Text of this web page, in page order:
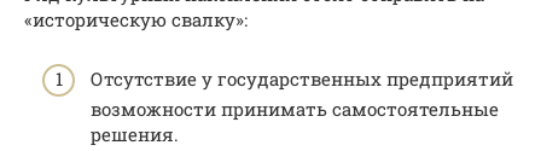
«историческую свалку»:
Отсутствие у государственных предприятий
возможности принимать самостоятельные
решения.